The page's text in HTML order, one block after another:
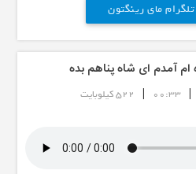
تلگرام مای رینگتون
آمدم ای شاه پناهم بده
|
00:33
| 522 کیلوبایت